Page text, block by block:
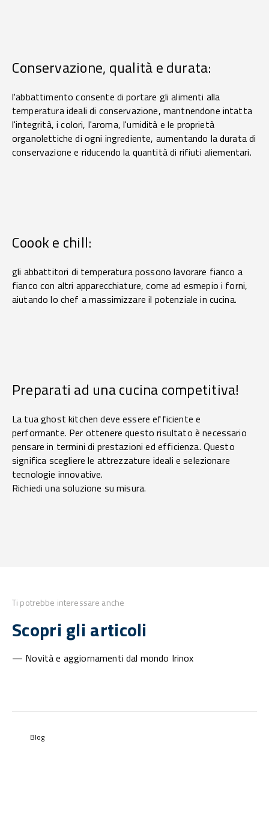
Conservazione, qualità e durata:
l'abbattimento consente di portare gli alimenti alla
temperatura ideali di conservazione, mantnendone intatta
l'integrità, i colori, l'aroma, l'umidità e le proprietà
organolettiche di ogni ingrediente, aumentando la durata di
conservazione e riducendo la quantità di rifiuti aliementari.
Coook e chill:
gli abbattitori di temperatura possono lavorare fianco a
fianco con altri apparecchiature, come ad esmepio i forni,
aiutando lo chef a massimizzare il potenziale in cucina.
Preparati ad una cucina competitiva!
La tua ghost kitchen deve essere efficiente e
performante. Per ottenere questo risultato è necessario
pensare in termini di prestazioni ed efficienza. Questo
significa scegliere le attrezzature ideali e selezionare
tecnologie innovative.
Richiedi una soluzione su misura.
Ti potrebbe interessare anche
Scopri gli articoli
— Novità e aggiornamenti dal mondo Irinox
Blog